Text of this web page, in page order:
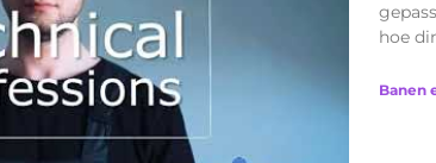
hoe
Banen